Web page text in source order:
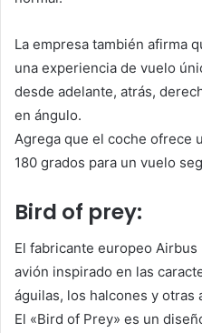
La empresa también afirma
una experiencia de vuelo
desde adelante, atrás,
en ángulo.
Agrega que el coche ofrece
180 grados para un vuelo
Bird of prey:
El fabricante europeo
avión inspirado en las
águilas, los halcones y otras
El «Bird of Prey» es un